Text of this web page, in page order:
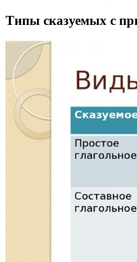
Типы сказуемых с